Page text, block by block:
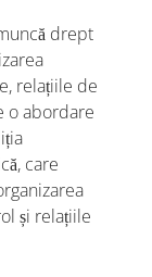
drept
relațiile de
o abordare
care
și relațiile